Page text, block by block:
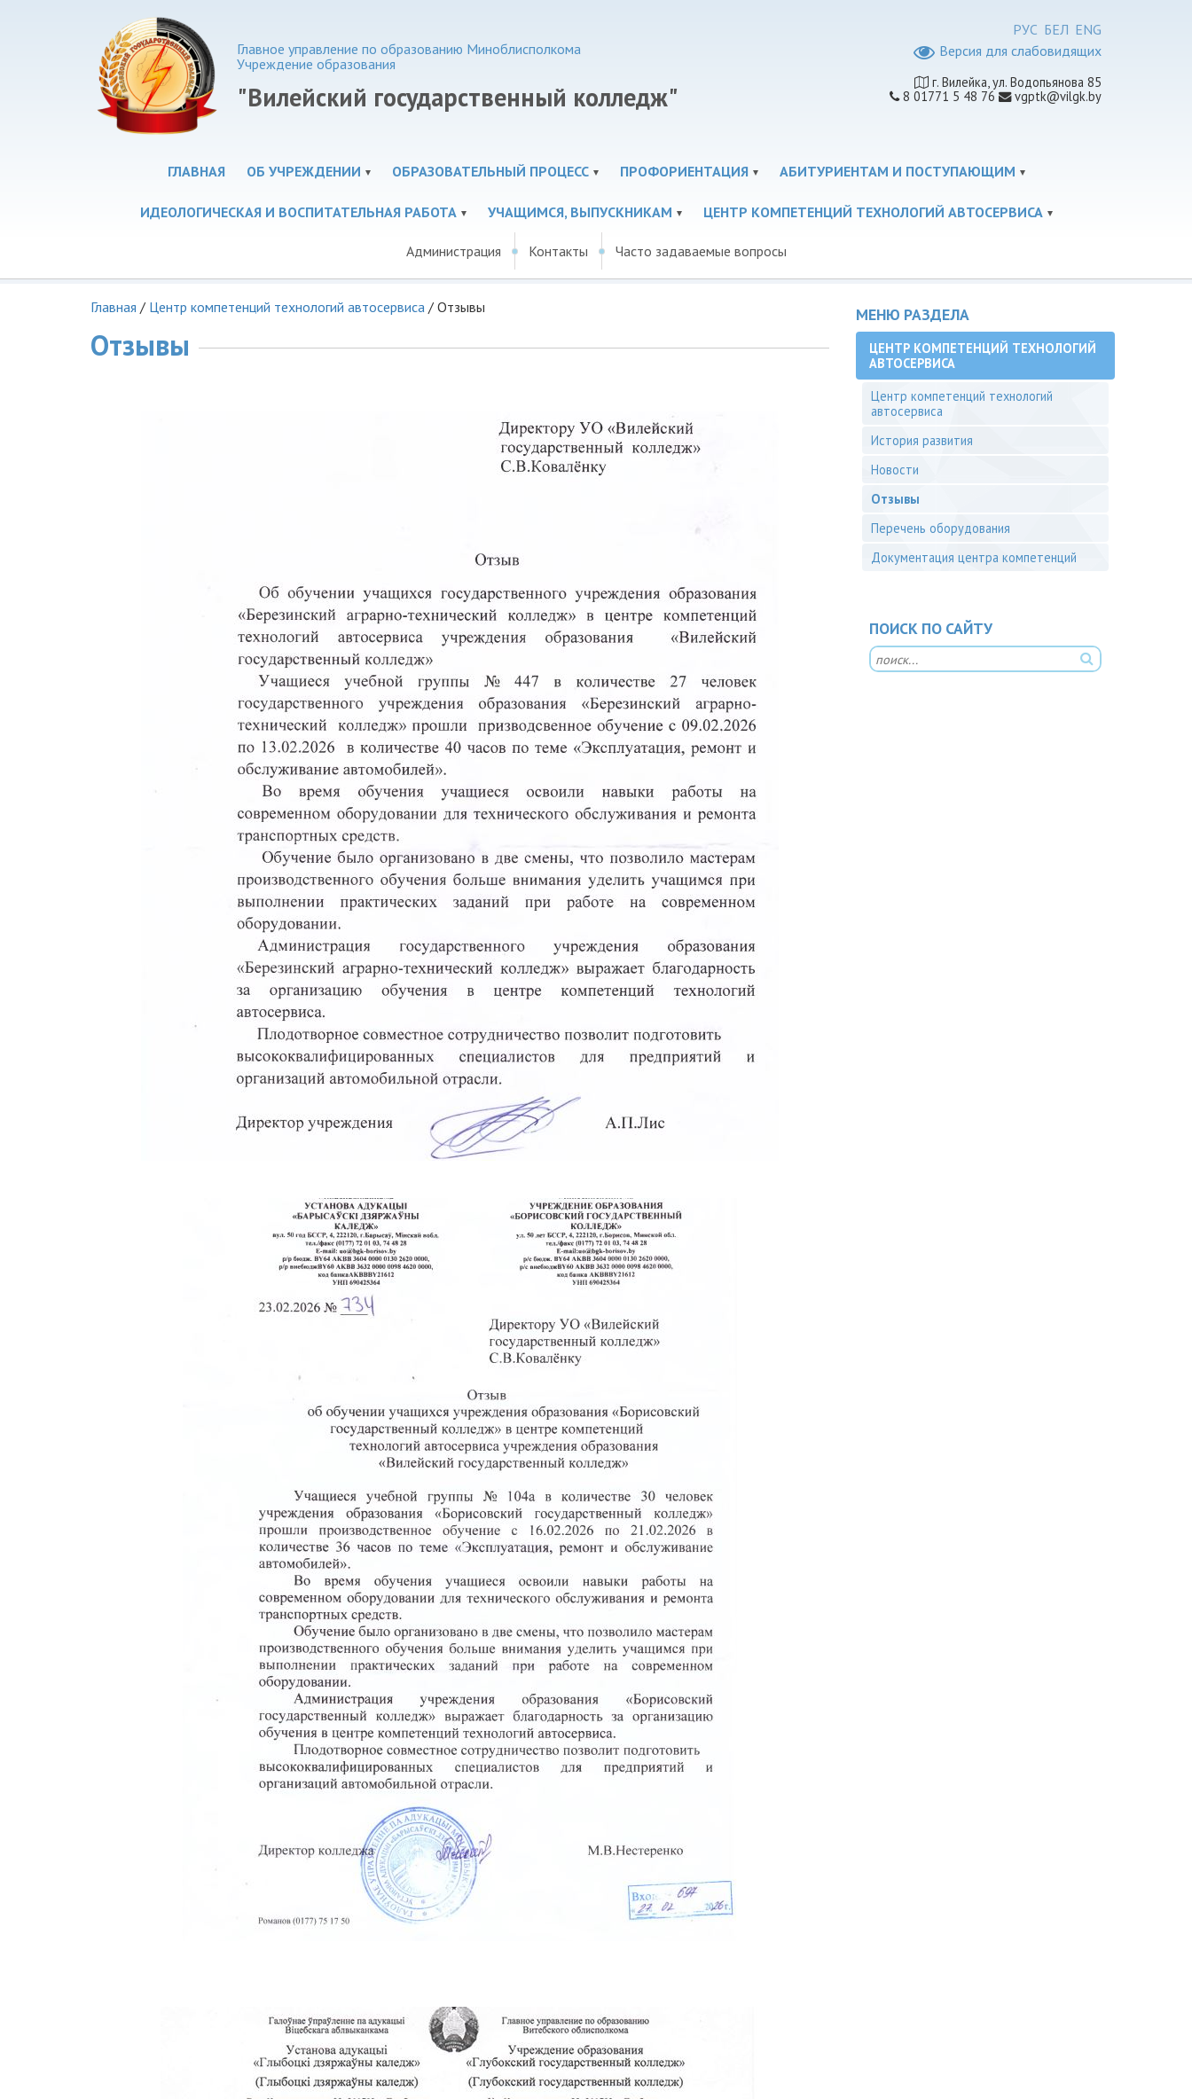
РУС БЕЛ ENG
Версия для слабовидящих
г. Вилейка, ул. Водопьянова 85
8 01771 5 48 76
vgptk@vilgk.by
Главное управление по образованию Миноблисполкома
Учреждение образования
"Вилейский государственный колледж"
ГЛАВНАЯ ОБ УЧРЕЖДЕНИИ ОБРАЗОВАТЕЛЬНЫЙ ПРОЦЕСС ПРОФОРИЕНТАЦИЯ АБИТУРИЕНТАМ И ПОСТУПАЮЩИМ
ИДЕОЛОГИЧЕСКАЯ И ВОСПИТАТЕЛЬНАЯ РАБОТА УЧАЩИМСЯ, ВЫПУСКНИКАМ ЦЕНТР КОМПЕТЕНЦИЙ ТЕХНОЛОГИЙ АВТОСЕРВИСА
Администрация Контакты Часто задаваемые вопросы
Главная / Центр компетенций технологий автосервиса / Отзывы
Отзывы
МЕНЮ РАЗДЕЛА
ЦЕНТР КОМПЕТЕНЦИЙ ТЕХНОЛОГИЙ
АВТОСЕРВИСА
Центр компетенций технологий
автосервиса
История развития
Новости
Отзывы
Перечень оборудования
Документация центра компетенций
ПОИСК ПО САЙТУ